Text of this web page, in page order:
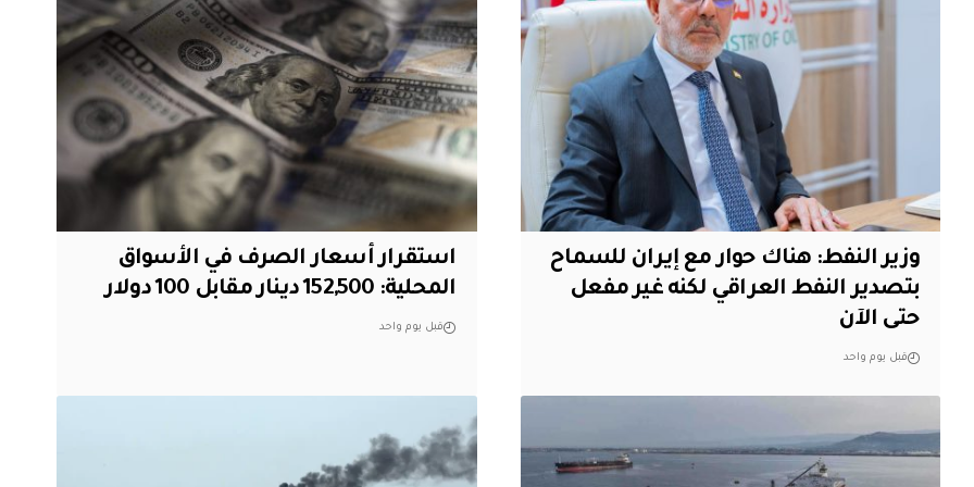
وزير النفط: هناك حوار مع إيران للسماح
بتصدير النفط العراقي لكنه غير مفعل
حتى الآن
قبل يوم واحد
استقرار أسعار الصرف في الأسواق
المحلية: 152,500 دينار مقابل 100 دولار
قبل يوم واحد